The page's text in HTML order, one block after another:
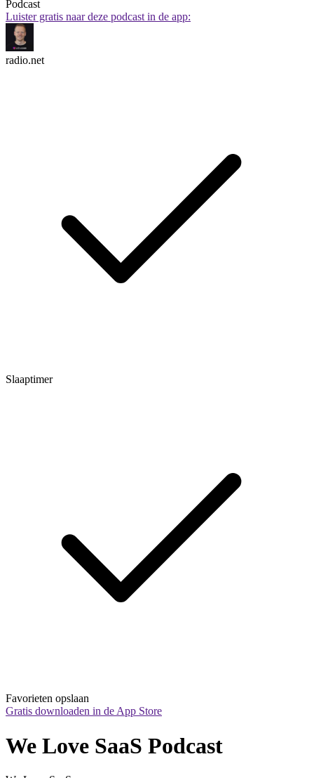
Podcast
Luister gratis naar deze podcast in de app:
radio.net
Slaaptimer
Favorieten opslaan
Gratis downloaden in de App Store
We Love SaaS Podcast